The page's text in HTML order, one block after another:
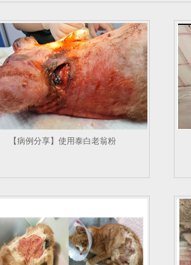
【病例分享】使用泰白老翁粉